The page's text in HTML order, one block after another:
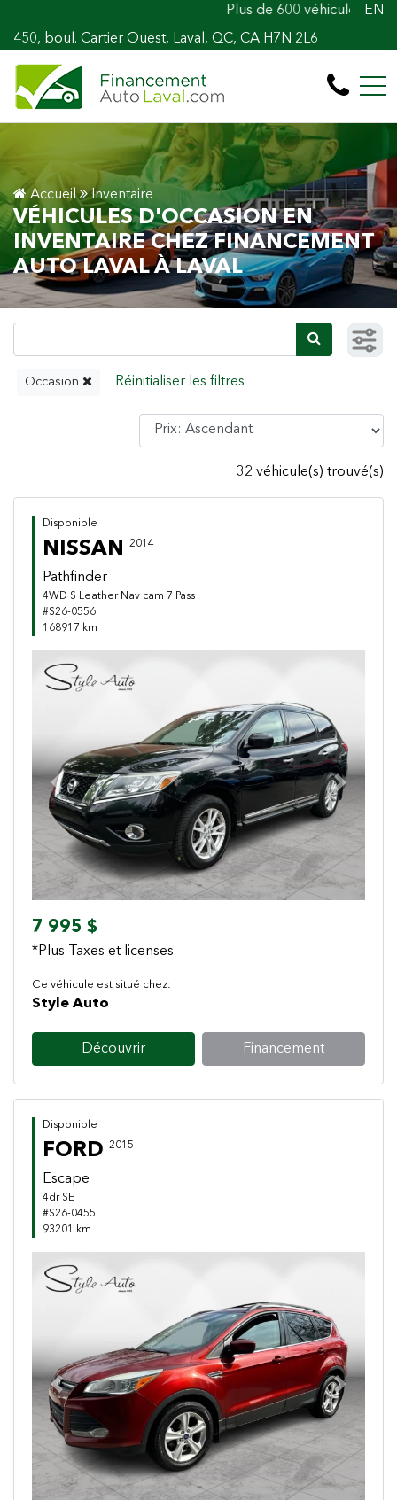
Plus de 600 véhicules! 100% Approuvé
450, boul. Cartier Ouest, Laval, QC, CA H7N 2L6
EN
Accueil Inventaire
VÉHICULES D'OCCASION EN
INVENTAIRE CHEZ FINANCEMENT
AUTO LAVAL À LAVAL
Occasion
32 véhicule(s) trouvé(s)
Disponible
NISSAN 2014
Pathfinder
4WD S Leather Nav cam 7 Pass
#S26-0556
168917 km
Previous Next
7 995 $
*Plus Taxes et licenses
Ce véhicule est situé chez:
Style Auto
Découvrir Financement
Disponible
FORD 2015
Escape
4dr SE
#S26-0455
93201 km
Previous Next